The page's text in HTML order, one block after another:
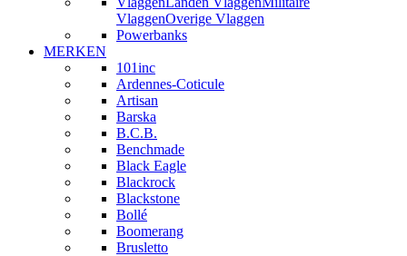
VlaggenOverige Vlaggen
Powerbanks
MERKEN
101inc
Ardennes-Coticule
Artisan
Barska
B.C.B.
Benchmade
Black Eagle
Blackrock
Blackstone
Bollé
Boomerang
Brusletto